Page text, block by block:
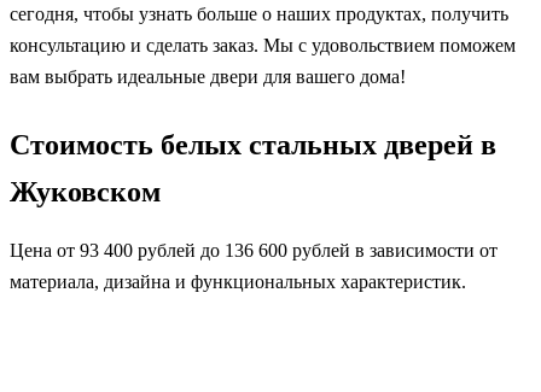
сегодня, чтобы узнать больше о наших продуктах, получить
консультацию и сделать заказ. Мы с удовольствием поможем
вам выбрать идеальные двери для вашего дома!
Стоимость белых стальных дверей в
Жуковском
Цена от 93 400 рублей до 136 600 рублей в зависимости от
материала, дизайна и функциональных характеристик.